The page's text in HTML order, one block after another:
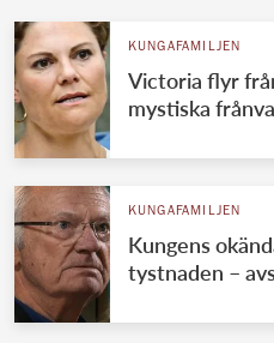
KUNGAFAMILJEN
Victoria flyr
mystiska
KUNGAFAMILJEN
Kungens
tystnaden –